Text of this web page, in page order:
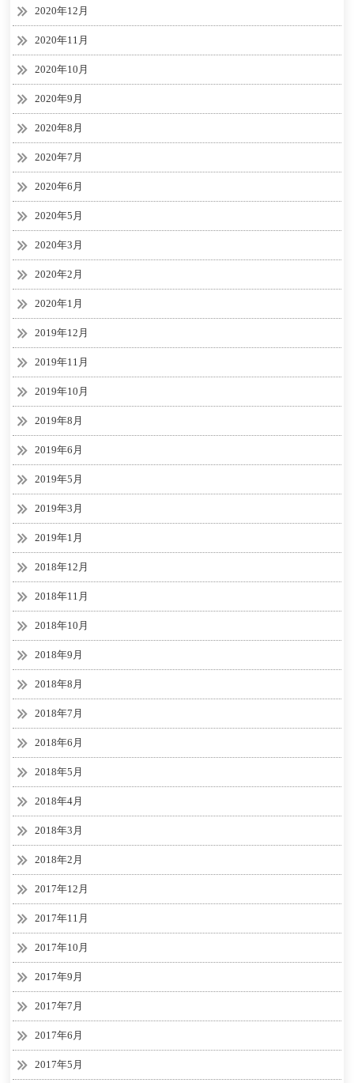
2020年12月
2020年11月
2020年10月
2020年9月
2020年8月
2020年7月
2020年6月
2020年5月
2020年3月
2020年2月
2020年1月
2019年12月
2019年11月
2019年10月
2019年8月
2019年6月
2019年5月
2019年3月
2019年1月
2018年12月
2018年11月
2018年10月
2018年9月
2018年8月
2018年7月
2018年6月
2018年5月
2018年4月
2018年3月
2018年2月
2017年12月
2017年11月
2017年10月
2017年9月
2017年7月
2017年6月
2017年5月